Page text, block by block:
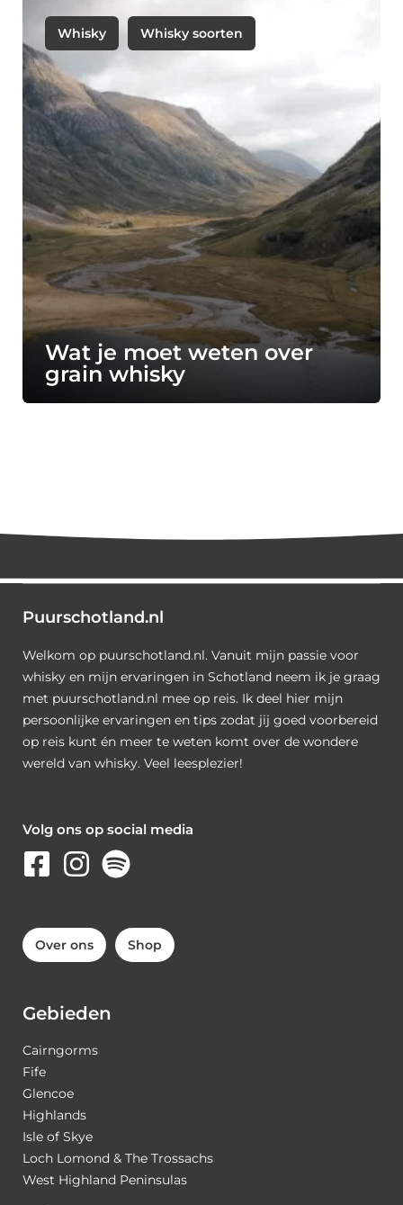
Whisky Whisky soorten
Wat je moet weten over
grain whisky
Puurschotland.nl
Welkom op puurschotland.nl. Vanuit mijn passie voor
whisky en mijn ervaringen in Schotland neem ik je graag
met puurschotland.nl mee op reis. Ik deel hier mijn
persoonlijke ervaringen en tips zodat jij goed voorbereid
op reis kunt én meer te weten komt over de wondere
wereld van whisky. Veel leesplezier!
Volg ons op social media
Over ons Shop
Gebieden
Cairngorms
Fife
Glencoe
Highlands
Isle of Skye
Loch Lomond & The Trossachs
West Highland Peninsulas